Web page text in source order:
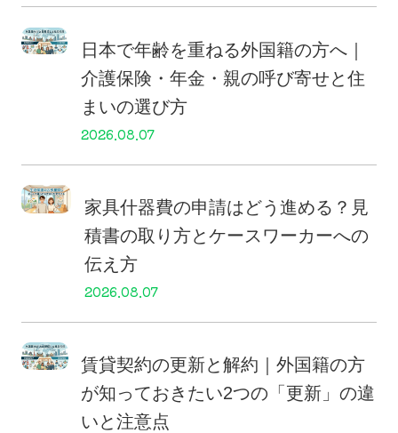
日本で年齢を重ねる外国籍の方へ｜
介護保険・年金・親の呼び寄せと住
まいの選び方
2026.08.07
家具什器費の申請はどう進める？見
積書の取り方とケースワーカーへの
伝え方
2026.08.07
賃貸契約の更新と解約｜外国籍の方
が知っておきたい2つの「更新」の違
いと注意点